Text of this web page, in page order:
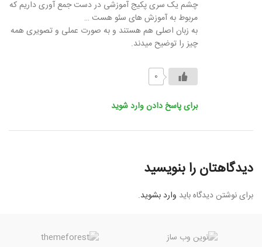
چشم یک سری پکیج آموزشی در دست جمع آوری داریم که
مربوط به آموزش های سئو هست …
به زبان اصلی هم هستند و به صورت عملی و تصویری همه
چیز را توضیح میدند.
0
برای پاسخ دادن وارد شوید
دیدگاهتان را بنویسید
برای نوشتن دیدگاه باید وارد بشوید.